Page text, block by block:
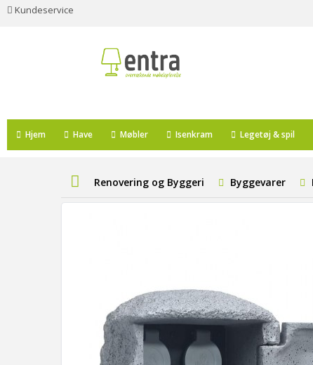
Kundeservice
Hjem Have Møbler Isenkram Legetøj & spil
Renovering og Byggeri Byggevarer